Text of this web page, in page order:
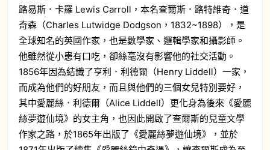
路易斯．卡羅 Lewis Carroll，本名查爾斯．路特維奇．道
奇森（Charles Lutwidge Dodgson，1832~1898），是
全球知名的英國作家，也是數學家、邏輯學家和攝影師。
他雖然從小患有口吃，卻絲毫沒有影響他的社交活動。
1856年因為結識了亨利．利德爾（Henry Liddell）一家，
而成為他們的好朋友，而且與他們的三個女兒特別要好，
其中愛麗絲．利德爾（Alice Liddell）更化身為後來《愛麗
絲夢遊仙境》的女主角，也因此開啟了查爾斯的兒童文學
作家之路，於1865年出版了《愛麗絲夢遊仙境》，並於